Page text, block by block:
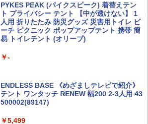
￥1,540
集】ボーイング110周年を祝して！
￥2,479
ァキア 2026～2027 地球の歩き方A ヨーロッ
￥2,277
PYKES PEAK (パイクスピーク) 着替えテン
ト プライバシー テント 【中が透けない】 1
人用 折りたたみ 防災グッズ 災害用トイレ ビ
ーチ ピクニック ポップアップテント 携帯 簡
易 トイレテント (オリーブ)
￥-
ENDLESS BASE 《めざましテレビで紹介》
テント ワンタッチ RENEW 幅200 2-3人用 43
500002(89147)
￥5,499